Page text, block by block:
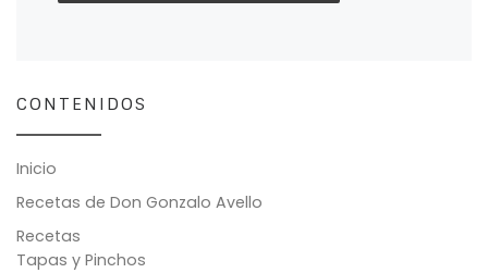
CONTENIDOS
Inicio
Recetas de Don Gonzalo Avello
Recetas
Tapas y Pinchos